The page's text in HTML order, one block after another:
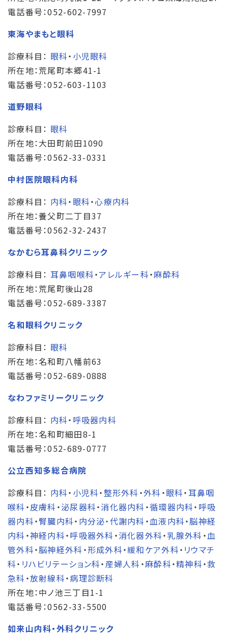
電話番号：052-602-7997
東海やまもと眼科
診療科目： 眼科・ 小児眼科
所在地：荒尾町本郷41-1
電話番号：052-603-1103
道野眼科
診療科目： 眼科
所在地：大田町前田1090
電話番号：0562-33-0331
中村医院眼科内科
診療科目： 内科・ 眼科・心療内科
所在地：養父町二丁目37
電話番号：0562-32-2437
なかむら耳鼻科クリニック
診療科目： 耳鼻咽喉科・アレルギー科・麻酔科
所在地：荒尾町後山28
電話番号：052-689-3387
名和眼科クリニック
診療科目： 眼科
所在地：名和町八幡前63
電話番号：052-689-0888
なわファミリークリニック
診療科目： 内科・ 呼吸器内科
所在地：名和町細田8-1
電話番号：052-689-0777
公立西知多総合病院
診療科目： 内科・ 小児科・整形外科 ・外科 ・眼科・耳鼻咽
喉科 ・皮膚科 ・泌尿器科・消化器内科 ・循環器内科・ 呼吸
器内科・腎臓内科・ 内分泌・代謝内科 ・ 血液内科・脳神経
内科 ・神経内科・呼吸器外科 ・消化器外科・乳腺外科 ・ 血
管外科・脳神経外科 ・形成外科・緩和ケア外科・ リウマチ
科・ リハビリテーション科・ 産婦人科 ・麻酔科・精神科・救
急科 ・放射線科・病理診断科
所在地：中ノ池三丁目1-1
電話番号：0562-33-5500
如来山内科・外科クリニック